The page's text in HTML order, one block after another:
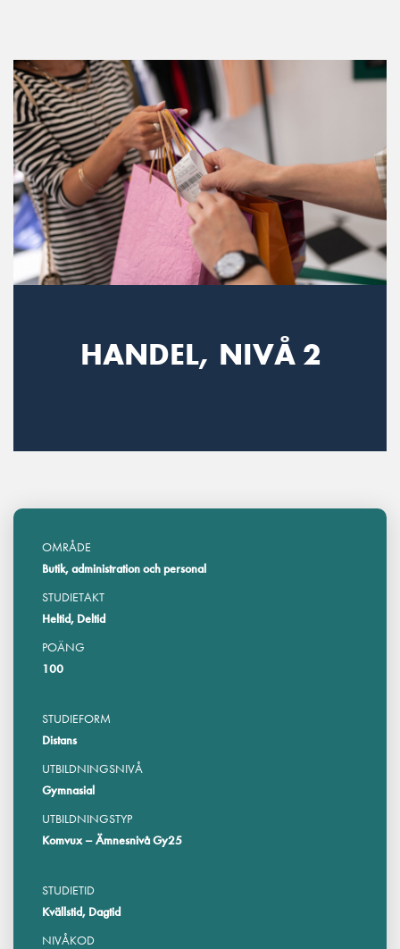
Main Navigation
HANDEL, NIVÅ 2
OMRÅDE
Butik, administration och personal
STUDIETAKT
Heltid, Deltid
POÄNG
100
STUDIEFORM
Distans
UTBILDNINGSNIVÅ
Gymnasial
UTBILDNINGSTYP
Komvux – Ämnesnivå Gy25
STUDIETID
Kvällstid, Dagtid
NIVÅKOD